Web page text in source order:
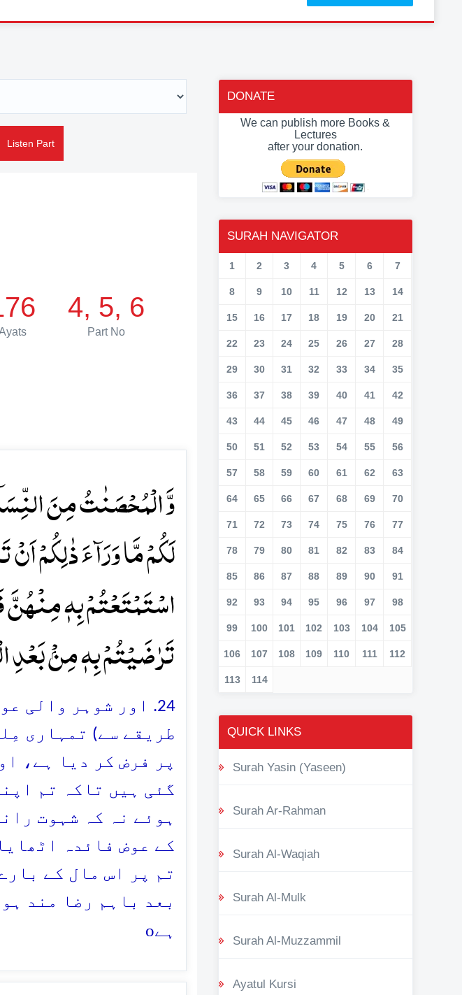
Listen Part
4, 5, 6
Part No
وَّ الۡمُحۡصَنٰتُ مِنَ
لَکُمۡ مَّا وَرَآءَ ذٰلِکُمۡ
اسۡتَمۡتَعۡتُمۡ بِہٖ مِنۡہُنَّ
تَرٰضَیۡتُمۡ بِہٖ مِنۡۢ بَعۡدِ
24. اور شوہر والی
طریقے سے) تمہاری
پر فرض کر دیا ہے،
گئی ہیں تاکہ تم
ہوئے نہ کہ شہوت
کے عوض فائدہ
تم پر اس مال کے
بعد باہم رضا مند
ہےo
DONATE
We can publish more Books &
Lectures
after your donation.
SURAH NAVIGATOR
1 2 3 4 5 6 7
8 9 10 11 12 13 14
15 16 17 18 19 20 21
22 23 24 25 26 27 28
29 30 31 32 33 34 35
36 37 38 39 40 41 42
43 44 45 46 47 48 49
50 51 52 53 54 55 56
57 58 59 60 61 62 63
64 65 66 67 68 69 70
71 72 73 74 75 76 77
78 79 80 81 82 83 84
85 86 87 88 89 90 91
92 93 94 95 96 97 98
99 100 101 102 103 104 105
106 107 108 109 110 111 112
113 114
QUICK LINKS
Surah Yasin (Yaseen)
Surah Ar-Rahman
Surah Al-Waqiah
Surah Al-Mulk
Surah Al-Muzzammil
Ayatul Kursi